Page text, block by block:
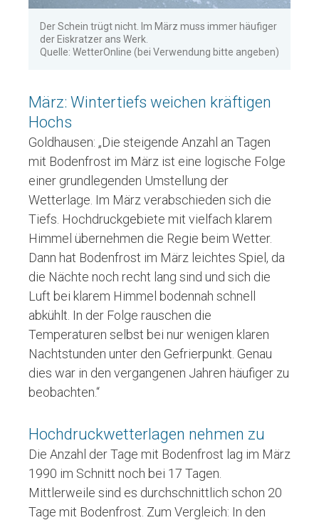
Der Schein trügt nicht. Im März muss immer häufiger
der Eiskratzer ans Werk.
Quelle: WetterOnline (bei Verwendung bitte angeben)
März: Wintertiefs weichen kräftigen
Hochs
Goldhausen: „Die steigende Anzahl an Tagen
mit Bodenfrost im März ist eine logische Folge
einer grundlegenden Umstellung der
Wetterlage. Im März verabschieden sich die
Tiefs. Hochdruckgebiete mit vielfach klarem
Himmel übernehmen die Regie beim Wetter.
Dann hat Bodenfrost im März leichtes Spiel, da
die Nächte noch recht lang sind und sich die
Luft bei klarem Himmel bodennah schnell
abkühlt. In der Folge rauschen die
Temperaturen selbst bei nur wenigen klaren
Nachtstunden unter den Gefrierpunkt. Genau
dies war in den vergangenen Jahren häufiger zu
beobachten.“
Hochdruckwetterlagen nehmen zu
Die Anzahl der Tage mit Bodenfrost lag im März
1990 im Schnitt noch bei 17 Tagen.
Mittlerweile sind es durchschnittlich schon 20
Tage mit Bodenfrost. Zum Vergleich: In den